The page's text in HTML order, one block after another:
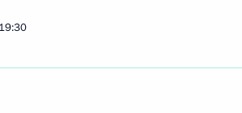
19:30